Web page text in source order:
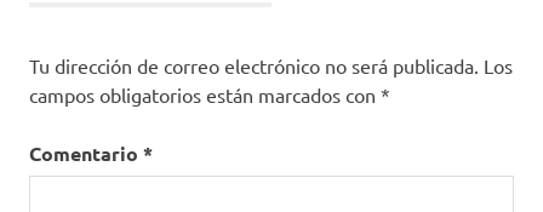
jornada
Tu dirección de correo electrónico no será publicada. Los
campos obligatorios están marcados con *
Comentario *